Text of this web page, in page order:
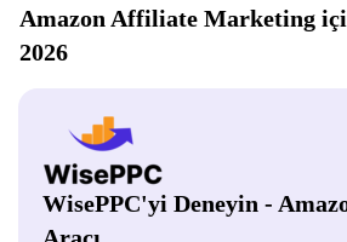
Amazon Affiliate Marketing
2026
WisePPC'yi Deneyin -